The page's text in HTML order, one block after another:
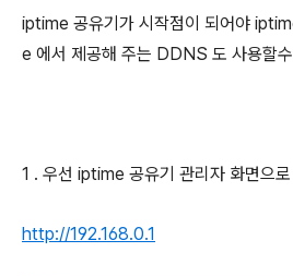
iptime 공유기가 시작점이 되어야
e 에서 제공해 주는 DDNS 도 사용할
1 . 우선 iptime 공유기 관리자 화면으
http://192.168.0.1